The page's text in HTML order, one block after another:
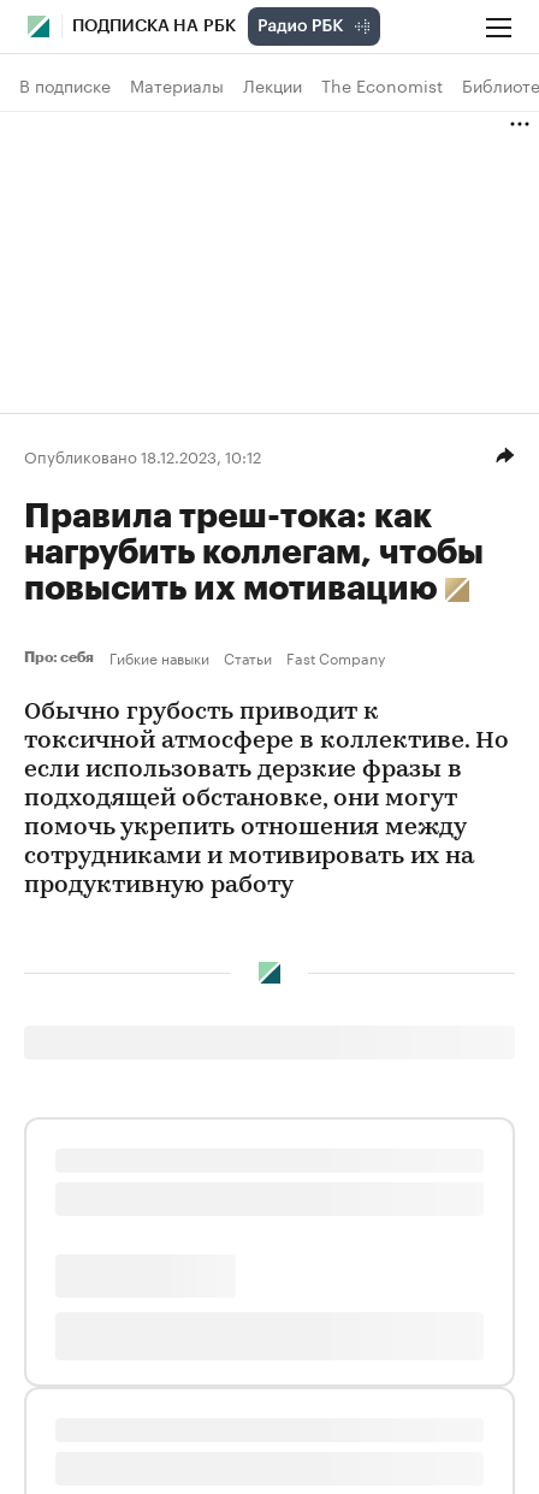
ПОДПИСКА НА РБК
В подписке Материалы Лекции The Economist
Опубликовано 18.12.2023, 10:12
Правила треш-тока: как
нагрубить коллегам, чтобы
повысить их мотивацию
Про: себя Гибкие навыки Статьи Fast Company
Обычно грубость приводит к
токсичной атмосфере в коллективе. Но
если использовать дерзкие фразы в
подходящей обстановке, они могут
помочь укрепить отношения между
сотрудниками и мотивировать их на
продуктивную работу